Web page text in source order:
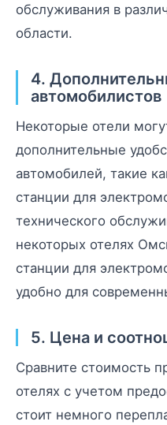
обслуживания в
области.
4.
автомобилистов
Некоторые отели
дополнительные
автомобилей, такие
станции для
технического
некоторых отелях
станции для
удобно для
5. Цена и
Сравните стоимость
отелях с учетом
стоит немного